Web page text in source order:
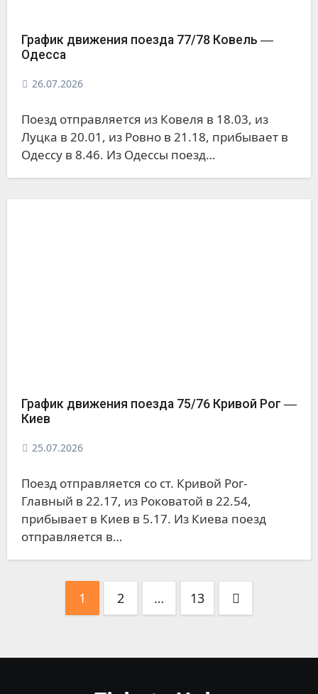
График движения поезда 77/78 Ковель ―
Одесса
26.07.2026
Поезд отправляется из Ковеля в 18.03, из
Луцка в 20.01, из Ровно в 21.18, прибывает в
Одессу в 8.46. Из Одессы поезд…
График движения поезда 75/76 Кривой Рог ―
Киев
25.07.2026
Поезд отправляется со ст. Кривой Рог-
Главный в 22.17, из Роковатой в 22.54,
прибывает в Киев в 5.17. Из Киева поезд
отправляется в…
1 2 … 13